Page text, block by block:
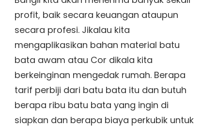
profit, baik secara keuangan ataupun
secara profesi. Jikalau kita
mengaplikasikan bahan material batu
bata awam atau Cor dikala kita
berkeinginan mengedak rumah. Berapa
tarif perbiji dari batu bata itu dan butuh
berapa ribu batu bata yang ingin di
siapkan dan berapa biaya perkubik untuk